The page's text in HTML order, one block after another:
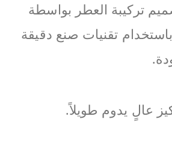
تركيبة العطر بواسطة
تقنيات صنع دقيقة
عالٍ يدوم طويلاً.